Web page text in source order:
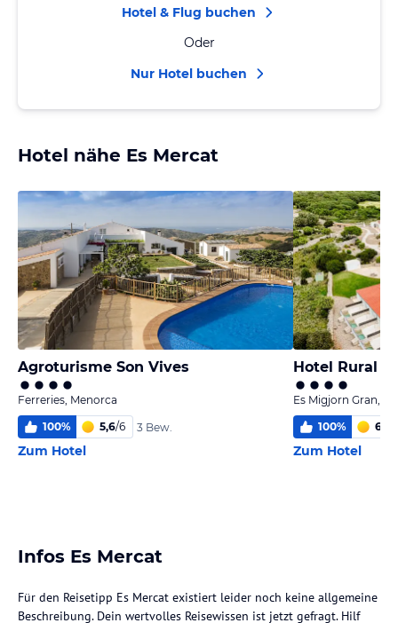
Hotel & Flug buchen
Oder
Nur Hotel buchen
Hotel nähe Es Mercat
Agroturisme Son Vives
Ferreries, Menorca
100% 5,6/6 3 Bew.
Zum Hotel
Hotel Rural
Es Migjorn Gran,
100% 6,0
Zum Hotel
Infos Es Mercat
Für den Reisetipp Es Mercat existiert leider noch keine allgemeine
Beschreibung. Dein wertvolles Reisewissen ist jetzt gefragt. Hilf